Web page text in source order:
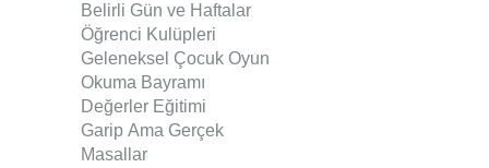
Belirli Gün ve Haftalar
Öğrenci Kulüpleri
Geleneksel Çocuk Oyun
Okuma Bayramı
Değerler Eğitimi
Garip Ama Gerçek
Masallar